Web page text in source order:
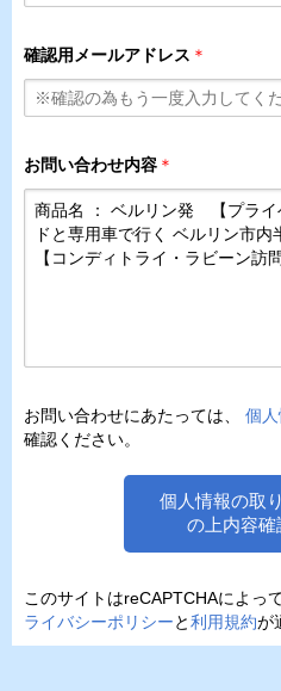
確認用メールアドレス ＊
お問い合わせ内容 ＊
お問い合わせにあたっては、 個
確認ください。
個人情報の取
の上内容確
このサイトはreCAPTCHAによっ
ライバシーポリシーと利用規約が